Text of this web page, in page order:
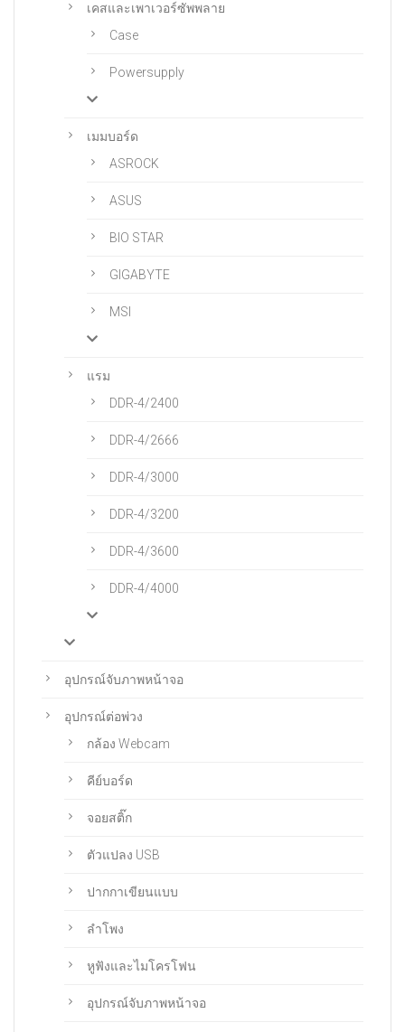
เคสและเพาเวอร์ซัพพลาย
Case
Powersupply
เมมบอร์ด
ASROCK
ASUS
BIO STAR
GIGABYTE
MSI
แรม
DDR-4/2400
DDR-4/2666
DDR-4/3000
DDR-4/3200
DDR-4/3600
DDR-4/4000
อุปกรณ์จับภาพหน้าจอ
อุปกรณ์ต่อพ่วง
กล้อง Webcam
คีย์บอร์ด
จอยสติ๊ก
ตัวแปลง USB
ปากกาเขียนแบบ
ลำโพง
หูฟังและไมโครโฟน
อุปกรณ์จับภาพหน้าจอ